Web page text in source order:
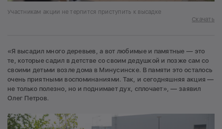
Участникам акции не терпится приступить к высадке
Скачать
«Я высадил много деревьев, а вот любимые и памятные — это
те, которые садил в детстве со своим дедушкой и позже сам со
своими детьми возле дома в Минусинске. В памяти это осталось
очень приятными воспоминаниями. Так, и сегодняшняя акция —
не только полезно, но и поднимает дух, сплочает», — заявил
Олег Петров.